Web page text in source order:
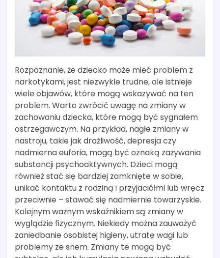
Rozpoznanie, że dziecko może mieć problem z
narkotykami, jest niezwykle trudne, ale istnieje
wiele objawów, które mogą wskazywać na ten
problem. Warto zwrócić uwagę na zmiany w
zachowaniu dziecka, które mogą być sygnałem
ostrzegawczym. Na przykład, nagłe zmiany w
nastroju, takie jak drażliwość, depresja czy
nadmierna euforia, mogą być oznaką zażywania
substancji psychoaktywnych. Dzieci mogą
również stać się bardziej zamknięte w sobie,
unikać kontaktu z rodziną i przyjaciółmi lub wręcz
przeciwnie – stawać się nadmiernie towarzyskie.
Kolejnym ważnym wskaźnikiem są zmiany w
wyglądzie fizycznym. Niekiedy można zauważyć
zaniedbanie osobistej higieny, utratę wagi lub
problemy ze snem. Zmiany te mogą być